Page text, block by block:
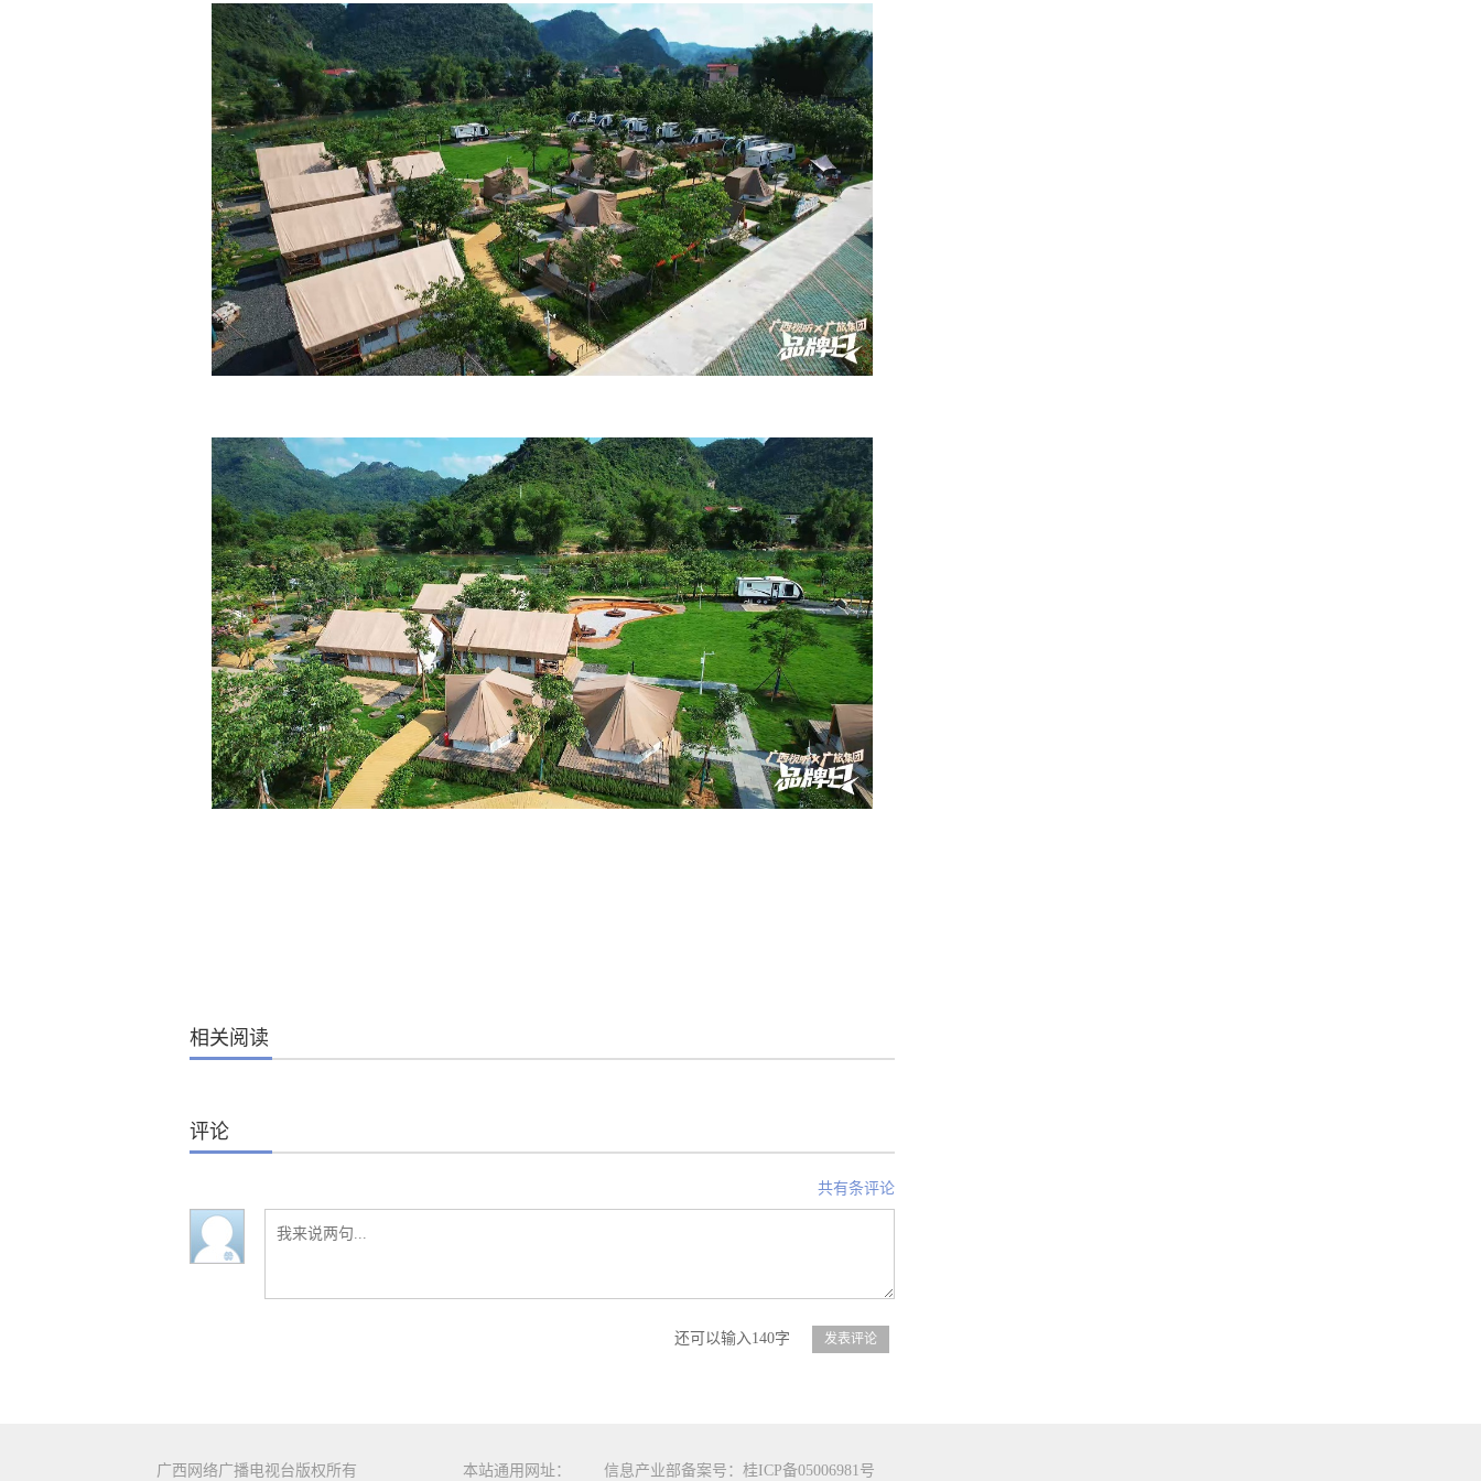
相关阅读
评论
共有条评论
还可以输入140字
广西网络广播电视台版权所有 本站通用网址： 信息产业部备案号：桂ICP备05006981号